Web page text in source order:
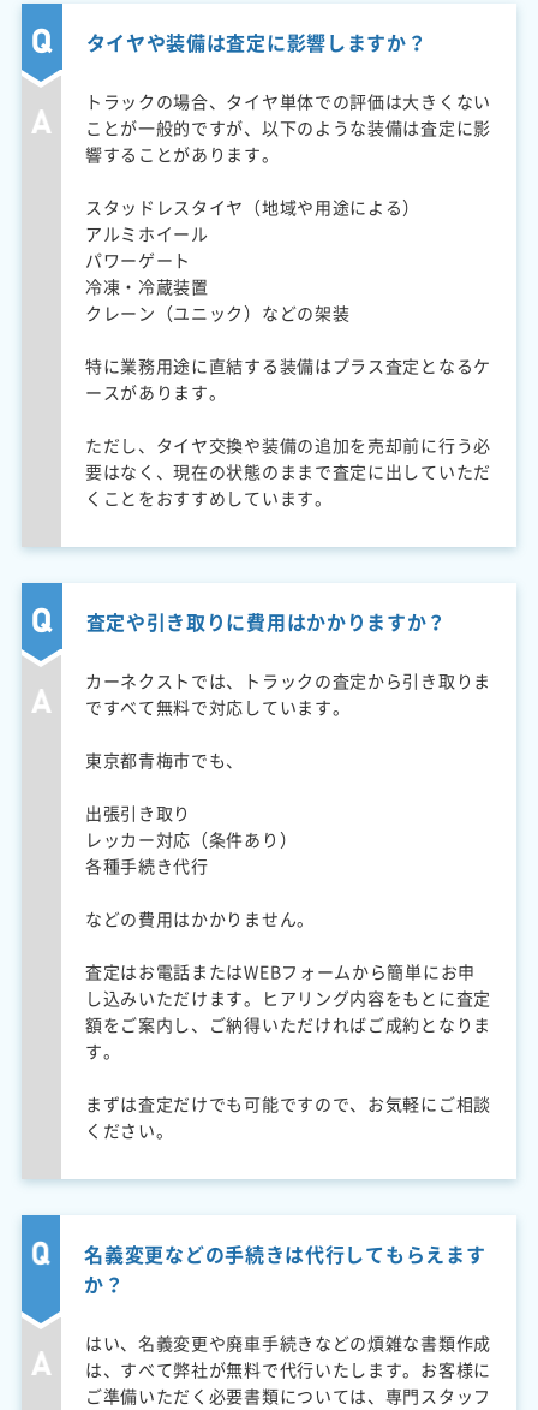
タイヤや装備は査定に影響しますか？
トラックの場合、タイヤ単体での評価は大きくない
ことが一般的ですが、以下のような装備は査定に影
響することがあります。
スタッドレスタイヤ（地域や用途による）
アルミホイール
パワーゲート
冷凍・冷蔵装置
クレーン（ユニック）などの架装
特に業務用途に直結する装備はプラス査定となるケ
ースがあります。
ただし、タイヤ交換や装備の追加を売却前に行う必
要はなく、現在の状態のままで査定に出していただ
くことをおすすめしています。
査定や引き取りに費用はかかりますか？
カーネクストでは、トラックの査定から引き取りま
ですべて無料で対応しています。
東京都青梅市でも、
出張引き取り
レッカー対応（条件あり）
各種手続き代行
などの費用はかかりません。
査定はお電話またはWEBフォームから簡単にお申
し込みいただけます。ヒアリング内容をもとに査定
額をご案内し、ご納得いただければご成約となりま
す。
まずは査定だけでも可能ですので、お気軽にご相談
ください。
名義変更などの手続きは代行してもらえます
か？
はい、名義変更や廃車手続きなどの煩雑な書類作成
は、すべて弊社が無料で代行いたします。お客様に
ご準備いただく必要書類については、専門スタッフ